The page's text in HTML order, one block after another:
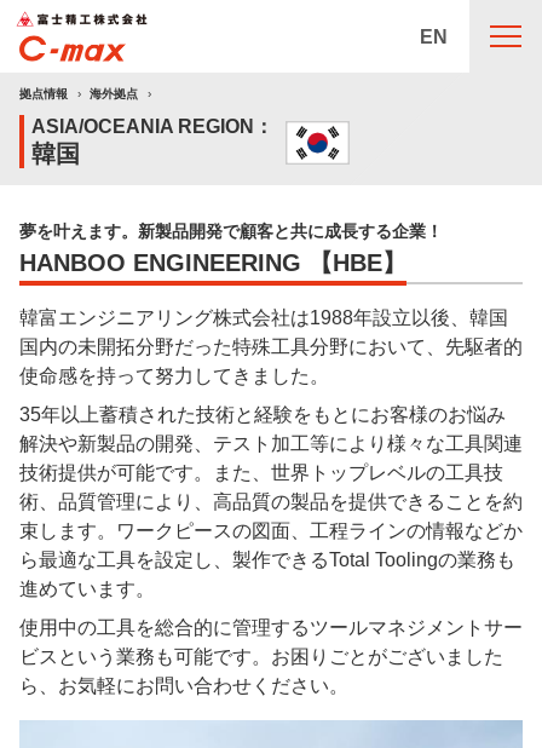
EN
拠点情報 海外拠点
ASIA/OCEANIA REGION：
韓国
夢を叶えます。新製品開発で顧客と共に成長する企業！
HANBOO ENGINEERING 【HBE】
韓富エンジニアリング株式会社は1988年設立以後、韓国
国内の未開拓分野だった特殊工具分野において、先駆者的
使命感を持って努力してきました。
35年以上蓄積された技術と経験をもとにお客様のお悩み
解決や新製品の開発
テスト加工等により様々な工具関連
技術提供が可能です。 また
世界トップレベルの工具技
術
品質管理により
、高品質の製品を提供できることを約
束します。
ワークピースの図面
工程ラインの情報などか
ら最適な工具を設定し
製作できるTotal Toolingの業務も
進めています。
使用中の工具を総合的に管理するツールマネジメントサー
ビスという業務も可能です。お困りごとがございました
ら、お気軽にお問い合わせください。